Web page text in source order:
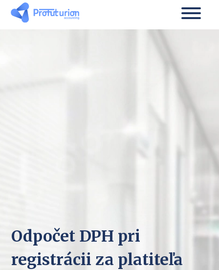
Odpočet DPH pri
registrácii za platiteľa